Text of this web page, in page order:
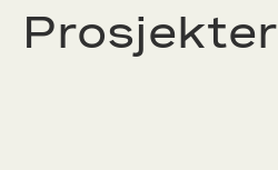
Prosjekter